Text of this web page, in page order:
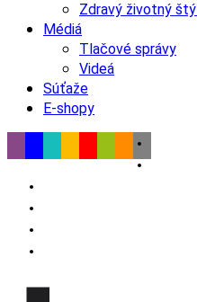
Zdravý životný štýl
Médiá
Tlačové správy
Videá
Súťaže
E-shopy